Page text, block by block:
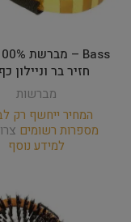
חזיר בר וניילון
מברשות
המחיר ייחשף רק
מספרות רשומים
למידע נוסף